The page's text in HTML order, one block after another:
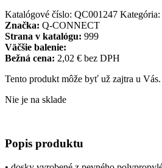
Katalógové číslo: QC001247 Kategória:
Značka: Q-CONNECT
Strana v katalógu: 999
Väčšie balenie:
Bežná cena: 2,02 € bez DPH
Tento produkt môže byť už zajtra u Vás.
Nie je na sklade
Popis produktu